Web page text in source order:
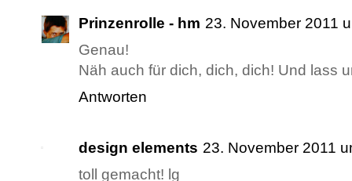
Prinzenrolle - hm 23. November 2011
Genau!
Näh auch für dich, dich, dich! Und lass
Antworten
design elements 23. November 2011
toll gemacht! lg